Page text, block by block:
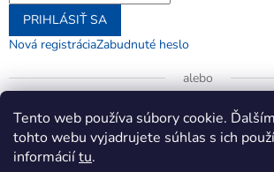
Tento web používa súbory cookie.
tohto webu vyjadrujete súhlas s ich
informáciítu.
PRIHLÁSIŤ SA
Nová registráciaZabudnuté heslo
alebo
Prihlásiť sa cez